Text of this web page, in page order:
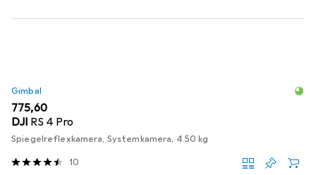
Gimbal
EUR
775,60
DJI RS 4 Pro
Spiegelreflexkamera, Systemkamera, 4.50 kg
10